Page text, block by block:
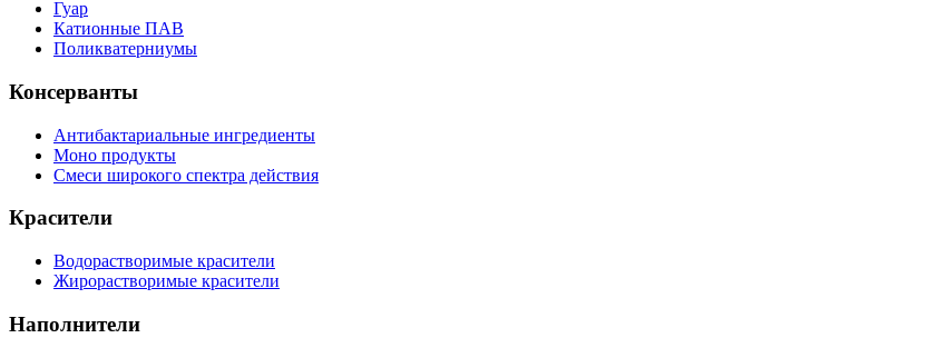
Гуар
Катионные ПАВ
Поликватерниумы
Консерванты
Антибактариальные ингредиенты
Моно продукты
Смеси широкого спектра действия
Красители
Водорастворимые красители
Жирорастворимые красители
Наполнители